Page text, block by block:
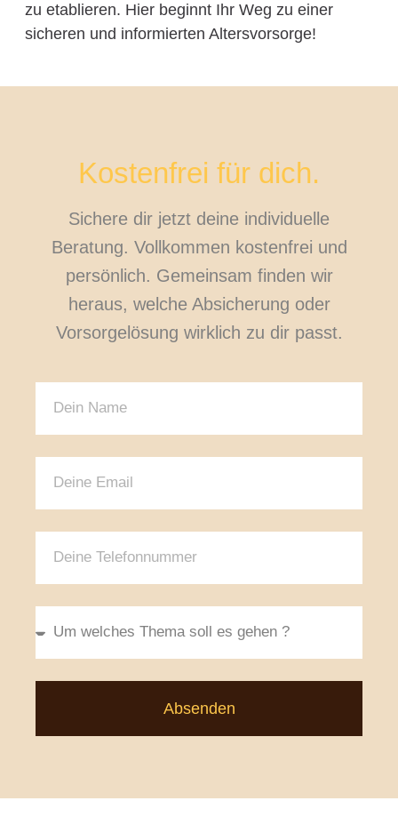
zu etablieren. Hier beginnt Ihr Weg zu einer
sicheren und informierten Altersvorsorge!
Kostenfrei für dich.
Sichere dir jetzt deine individuelle
Beratung. Vollkommen kostenfrei und
persönlich. Gemeinsam finden wir
heraus, welche Absicherung oder
Vorsorgelösung wirklich zu dir passt.
Absenden